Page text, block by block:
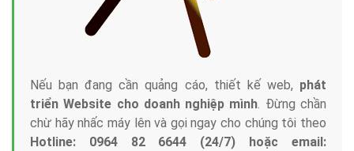
Nếu bạn đang cần quảng cáo, thiết kế web, phát
triển Website cho doanh nghiệp mình. Đừng chần
chừ hãy nhấc máy lên và gọi ngay cho chúng tôi theo
Hotline: 0964 82 6644 (24/7) hoặc email: